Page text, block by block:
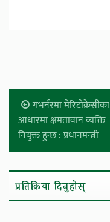
गभर्नरमा मेरिटोक्रेसीका
आधारमा क्षमतावान व्यक्ति
नियुक्त हुन्छ : प्रधानमन्त्री
प्रतिक्रिया दिनुहोस्